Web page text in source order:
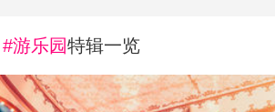
#游乐园特辑一览